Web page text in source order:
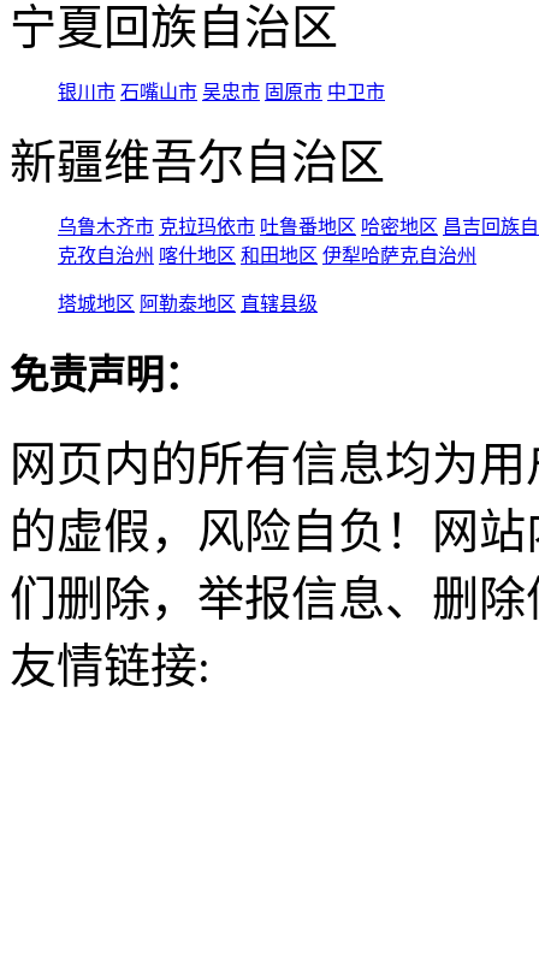
宁夏回族自治区
银川市 石嘴山市 吴忠市 固原市 中卫市
新疆维吾尔自治区
乌鲁木齐市 克拉玛依市 吐鲁番地区 哈密地区 昌吉回族
克孜自治州 喀什地区 和田地区 伊犁哈萨克自治州
塔城地区 阿勒泰地区 直辖县级
免责声明：
网页内的所有信息均为
的虚假，风险自负！网
们删除，举报信息、删
友情链接: